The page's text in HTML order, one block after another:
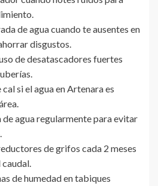
de agua cuando te ausentes en
disgustos.
de desatascadores fuertes
si el agua en Artenara es
de agua regularmente para evitar
de grifos cada 2 meses
de humedad en tabiques